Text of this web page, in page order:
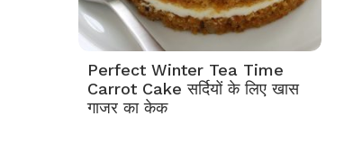
Perfect Winter Tea Time
Carrot Cake सर्दियों के लिए खास
गाजर का केक